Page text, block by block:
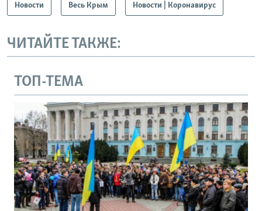
Новости Весь Крым Новости | Коронавирус
ЧИТАЙТЕ ТАКЖЕ:
ТОП-ТЕМА